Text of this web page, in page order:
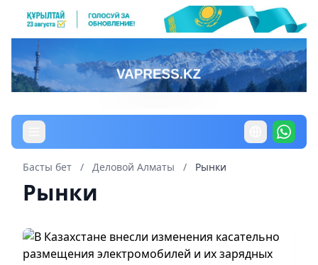
Басты бет / Деловой Алматы / Рынки
Рынки